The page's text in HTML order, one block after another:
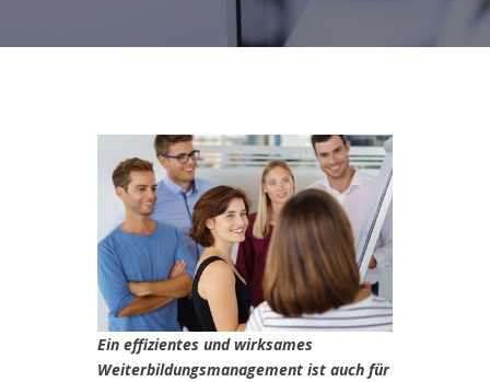
Ein effizientes und wirksames
Weiterbildungsmanagement ist auch für